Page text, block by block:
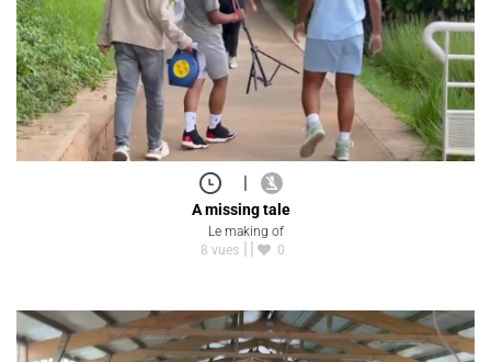
|
A missing tale
Le making of
8 vues
0